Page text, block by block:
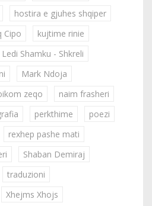
hostira e gjuhes shqiper
Cipo
kujtime rinie
Ledi Shamku - Shkreli
Mark Ndoja
zeqo
naim frasheri
perkthime
poezi
rexhep pashe mati
Shaban Demiraj
traduzioni
Xhejms Xhojs